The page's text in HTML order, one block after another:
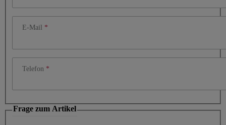
E-Mail
Telefon
Frage zum Artikel